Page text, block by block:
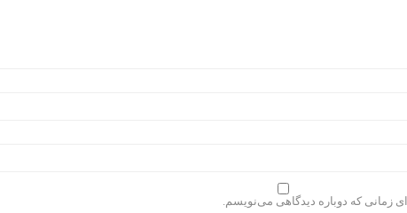
زمانی که دوباره دیدگاهی می‌نویسم.